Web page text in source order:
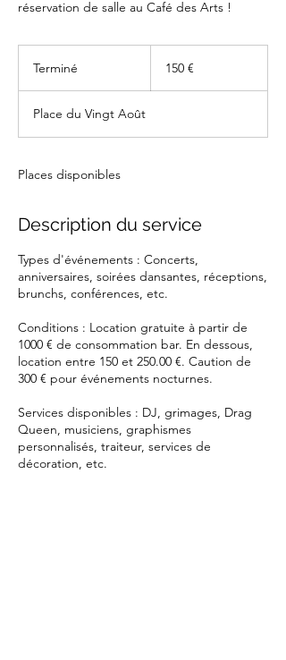
réservation de salle au Café des Arts !
Terminé
m
i
é
150 €
Place du Vingt Août
Places disponibles
Description du service
Types d'événements : Concerts,
anniversaires, soirées dansantes, réceptions,
brunchs, conférences, etc.
Conditions : Location gratuite à partir de
1000 € de consommation bar. En dessous,
location entre 150 et 250.00 €. Caution de
300 € pour événements nocturnes.
Services disponibles : DJ, grimages, Drag
Queen, musiciens, graphismes
personnalisés, traiteur, services de
décoration, etc.